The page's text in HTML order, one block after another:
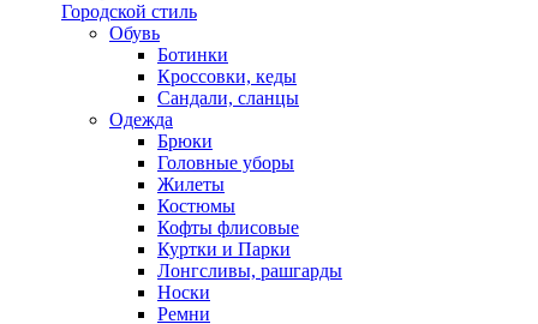
Городской стиль
Обувь
Ботинки
Кроссовки, кеды
Сандали, сланцы
Одежда
Брюки
Головные уборы
Жилеты
Костюмы
Кофты флисовые
Куртки и Парки
Лонгсливы, рашгарды
Носки
Ремни